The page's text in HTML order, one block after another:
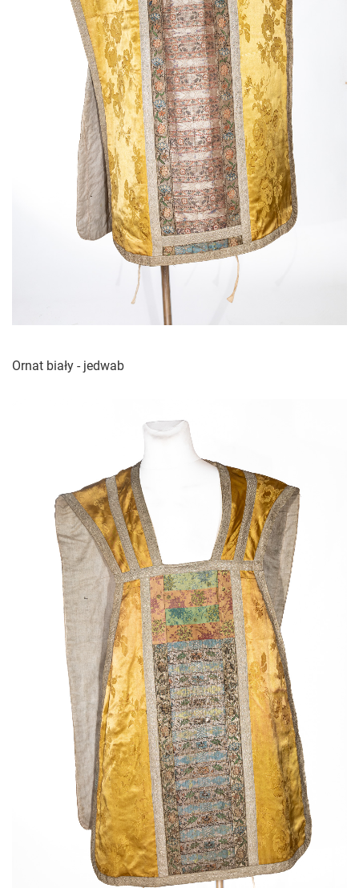
Ornat biały - jedwab